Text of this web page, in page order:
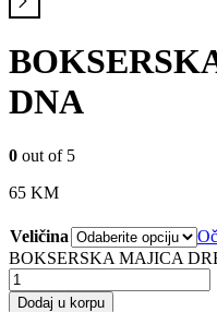
DNA
0 out of 5
65 KM
Veličina
BOKSERSKA MAJICA
Dodaj u korpu